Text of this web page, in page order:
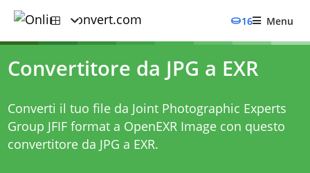
16 Menu
Convertitore da JPG a EXR
Converti il tuo file da Joint Photographic Experts
Group JFIF format a OpenEXR Image con questo
convertitore da JPG a EXR.